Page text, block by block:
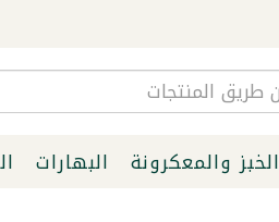
الخبز والمعكرونة البهارات